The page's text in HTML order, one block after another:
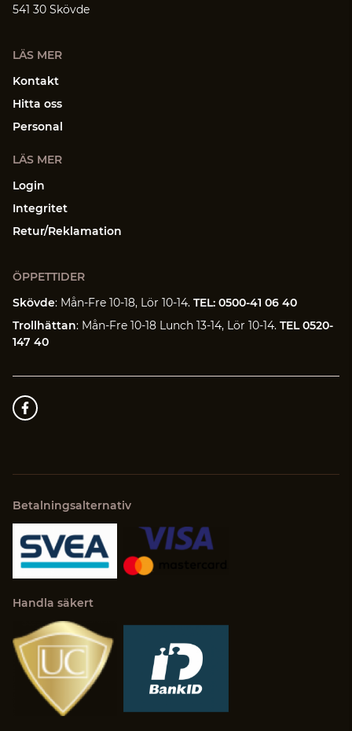
541 30 Skövde
LÄS MER
Kontakt
Hitta oss
Personal
LÄS MER
Login
Integritet
Retur/Reklamation
ÖPPETTIDER
Skövde: Mån-Fre 10-18, Lör 10-14. TEL: 0500-41 06 40
Trollhättan: Mån-Fre 10-18 Lunch 13-14, Lör 10-14. TEL 0520-
147 40
Betalningsalternativ
Handla säkert